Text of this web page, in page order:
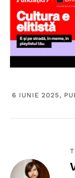
6 IUNIE 2025,